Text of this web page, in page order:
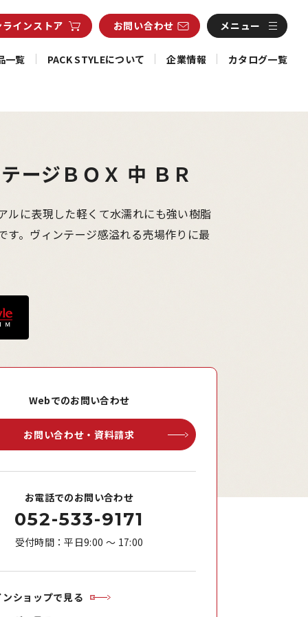
インストア お問い合わせ メニュー
一覧 PACK STYLEについて 企業情報 カタログ一覧
ージＢＯＸ 中 ＢＲ
ルに表現した軽くて水濡れにも強い樹脂
す。ヴィンテージ感溢れる売場作りに最
Webでのお問い合わせ
お問い合わせ・資料請求
お電話でのお問い合わせ
052-533-9171
受付時間：平日9:00 ～ 17:00
ショップで見る